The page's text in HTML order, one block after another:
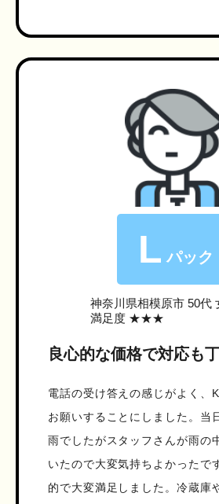
L パック
神奈川県相模原市 50代
満足度 ★★★
良心的な価格で対応も
電話の受け答えの感じがよく、
お願いすることにしました。当
雨でしたがスタッフさんが雨の
いたので大変気持ちよかったで
的で大変満足しました。冷蔵庫